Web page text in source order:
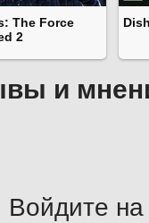
The Force
2
и
Войдите на